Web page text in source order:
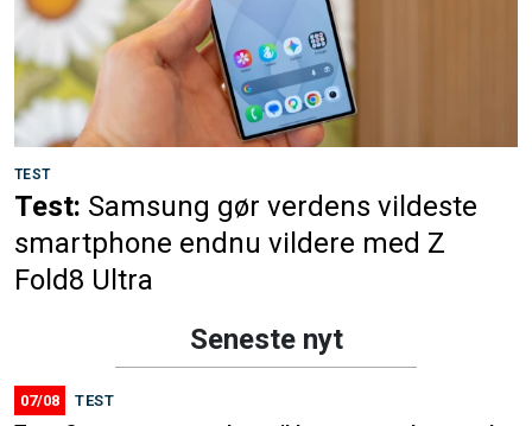
TEST
Test: Samsung gør verdens vildeste
smartphone endnu vildere med Z
Fold8 Ultra
Seneste nyt
07/08 TEST